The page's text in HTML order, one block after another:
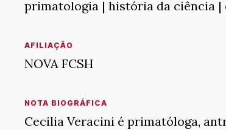
primatologia | história da ciência |
AFILIAÇÃO
NOVA FCSH
NOTA BIOGRÁFICA
Cecilia Veracini é primatóloga,